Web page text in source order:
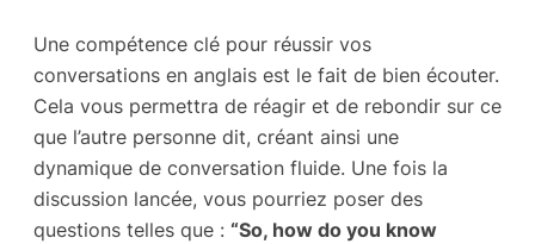
Une compétence clé pour réussir vos
conversations en anglais est le fait de bien écouter.
Cela vous permettra de réagir et de rebondir sur ce
que l’autre personne dit, créant ainsi une
dynamique de conversation fluide. Une fois la
discussion lancée, vous pourriez poser des
questions telles que : “So, how do you know